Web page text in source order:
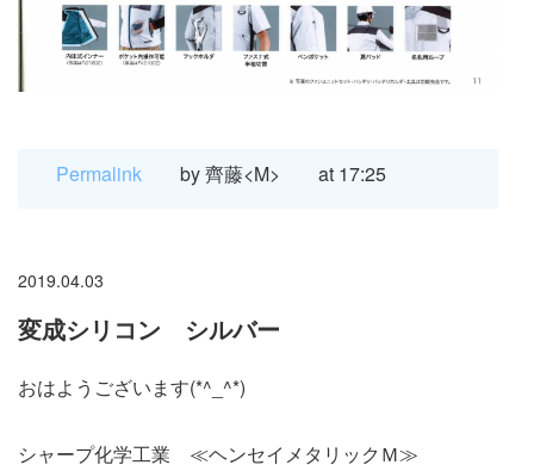
Permalink by 齊藤<M> at 17:25
2019.04.03
変成シリコン シルバー
おはようございます(*^_^*)
シャープ化学工業 ≪ヘンセイメタリックＭ≫